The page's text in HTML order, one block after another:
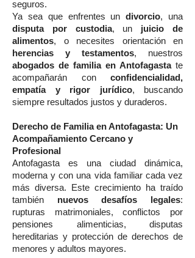
seguros.
Ya sea que enfrentes undivorcio, una
disputa por custodia, un juicio de
alimentos, o necesites orientación en
herencias y testamentos, nuestros
abogados de familia en Antofagastate
acompañarán con confidencialidad,
empatía y rigor jurídico, buscando
siempre resultados justos y duraderos.
Derecho de Familia en Antofagasta: Un
Acompañamiento Cercano y
Profesional
Antofagasta es una ciudad dinámica,
moderna y con una vida familiar cada vez
más diversa. Este crecimiento ha traído
también nuevos desafíos legales:
rupturas matrimoniales, conflictos por
pensiones alimenticias, disputas
hereditarias y protección de derechos de
menores y adultos mayores.